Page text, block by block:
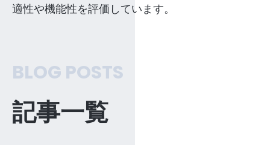
適性や機能性を評価しています。
BLOG POSTS
記事一覧